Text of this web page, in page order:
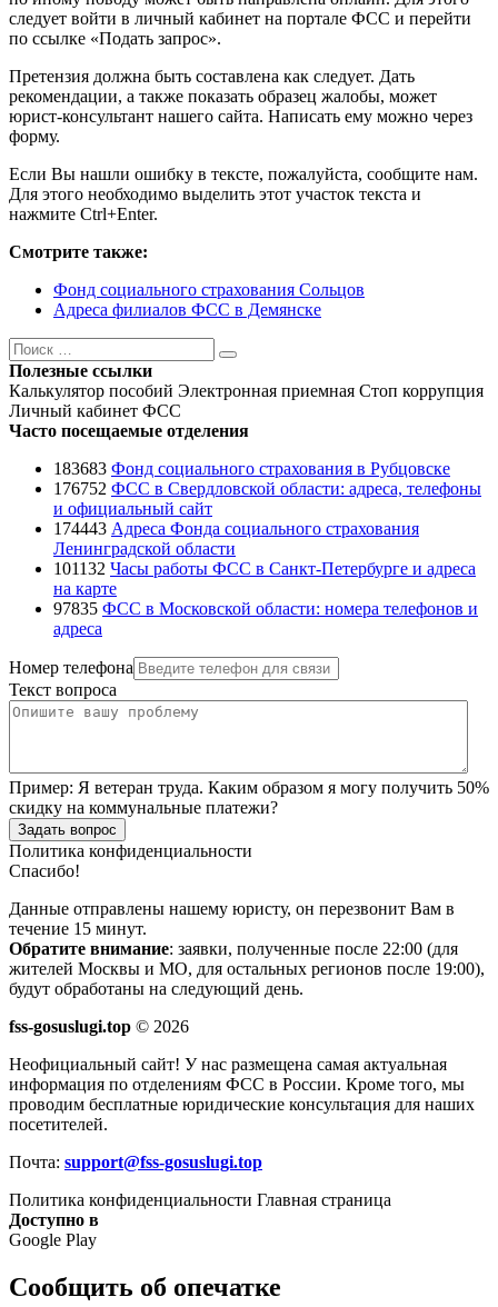
следует войти в личный кабинет на портале ФСС и перейти
по ссылке «Подать запрос».
Претензия должна быть составлена как следует. Дать
рекомендации, а также показать образец жалобы, может
юрист-консультант нашего сайта. Написать ему можно через
форму.
Если Вы нашли ошибку в тексте, пожалуйста, сообщите нам.
Для этого необходимо выделить этот участок текста и
нажмите Ctrl+Enter.
Смотрите также:
Фонд социального страхования Сольцов
Адреса филиалов ФСС в Демянске
Поиск
Поиск
Полезные ссылки
Калькулятор пособий Электронная приемная Стоп коррупция
Личный кабинет ФСС
Часто посещаемые отделения
183683 Фонд социального страхования в Рубцовске
176752 ФСС в Свердловской области: адреса, телефоны
и официальный сайт
174443 Адреса Фонда социального страхования
Ленинградской области
101132 Часы работы ФСС в Санкт-Петербурге и адреса
на карте
97835 ФСС в Московской области: номера телефонов и
адреса
Номер телефона
Текст вопроса
Пример: Я ветеран труда. Каким образом я могу получить 50%
скидку на коммунальные платежи?
Задать вопрос
Политика конфиденциальности
Спасибо!
Данные отправлены нашему юристу, он перезвонит Вам в
течение 15 минут.
Обратите внимание: заявки, полученные после 22:00 (для
жителей Москвы и МО, для остальных регионов после 19:00),
будут обработаны на следующий день.
fss-gosuslugi.top © 2026
Неофициальный сайт! У нас размещена самая актуальная
информация по отделениям ФСС в России. Кроме того, мы
проводим бесплатные юридические консультация для наших
посетителей.
Почта: support@fss-gosuslugi.top
Политика конфиденциальности Главная страница
Доступно в
Google Play
Сообщить об опечатке